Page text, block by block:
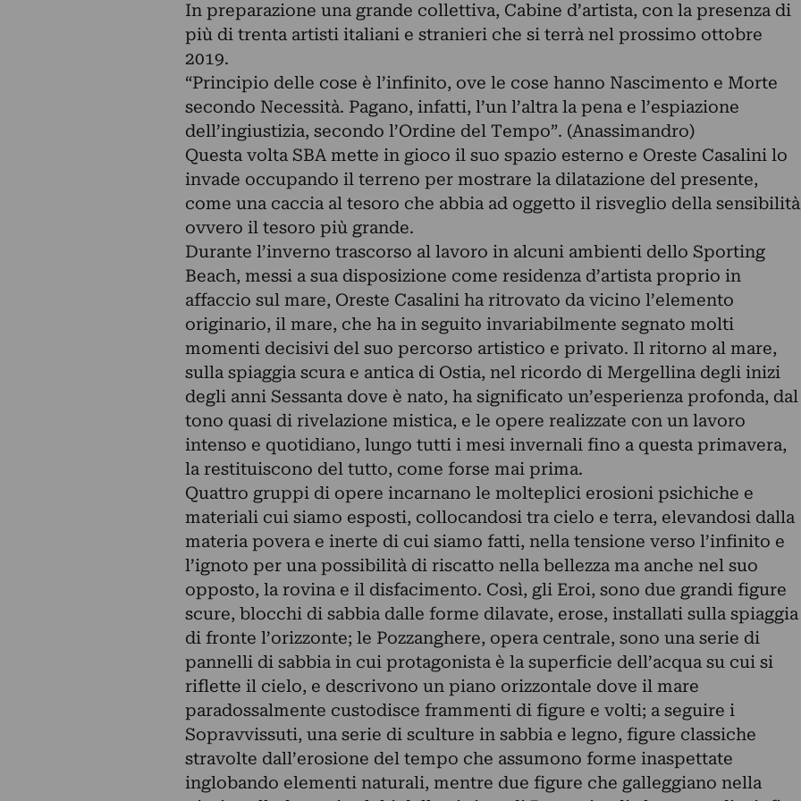
In preparazione una grande collettiva, Cabine d’artista, con la presenza di
più di trenta artisti italiani e stranieri che si terrà nel prossimo ottobre
2019.
“Principio delle cose è l’infinito, ove le cose hanno Nascimento e Morte
secondo Necessità. Pagano, infatti, l’un l’altra la pena e l’espiazione
dell’ingiustizia, secondo l’Ordine del Tempo”. (Anassimandro)
Questa volta SBA mette in gioco il suo spazio esterno e Oreste Casalini lo
invade occupando il terreno per mostrare la dilatazione del presente,
come una caccia al tesoro che abbia ad oggetto il risveglio della
ovvero il tesoro più grande.
Durante l’inverno trascorso al lavoro in alcuni ambienti dello Sporting
Beach, messi a sua disposizione come residenza d’artista proprio in
affaccio sul mare, Oreste Casalini ha ritrovato da vicino l’elemento
originario, il mare, che ha in seguito invariabilmente segnato molti
momenti decisivi del suo percorso artistico e privato. Il ritorno al mare,
sulla spiaggia scura e antica di Ostia, nel ricordo di Mergellina degli inizi
degli anni Sessanta dove è nato, ha significato un’esperienza profonda, dal
tono quasi di rivelazione mistica, e le opere realizzate con un lavoro
intenso e quotidiano, lungo tutti i mesi invernali fino a questa primavera,
la restituiscono del tutto, come forse mai prima.
Quattro gruppi di opere incarnano le molteplici erosioni psichiche e
materiali cui siamo esposti, collocandosi tra cielo e terra, elevandosi dalla
materia povera e inerte di cui siamo fatti, nella tensione verso l’infinito e
l’ignoto per una possibilità di riscatto nella bellezza ma anche nel suo
opposto, la rovina e il disfacimento. Così, gli Eroi, sono due grandi figure
scure, blocchi di sabbia dalle forme dilavate, erose, installati sulla spiaggia
di fronte l’orizzonte; le Pozzanghere, opera centrale, sono una serie di
pannelli di sabbia in cui protagonista è la superficie dell’acqua su cui si
riflette il cielo, e descrivono un piano orizzontale dove il mare
paradossalmente custodisce frammenti di figure e volti; a seguire i
Sopravvissuti, una serie di sculture in sabbia e legno, figure classiche
stravolte dall’erosione del tempo che assumono forme inaspettate
inglobando elementi naturali, mentre due figure che galleggiano nella